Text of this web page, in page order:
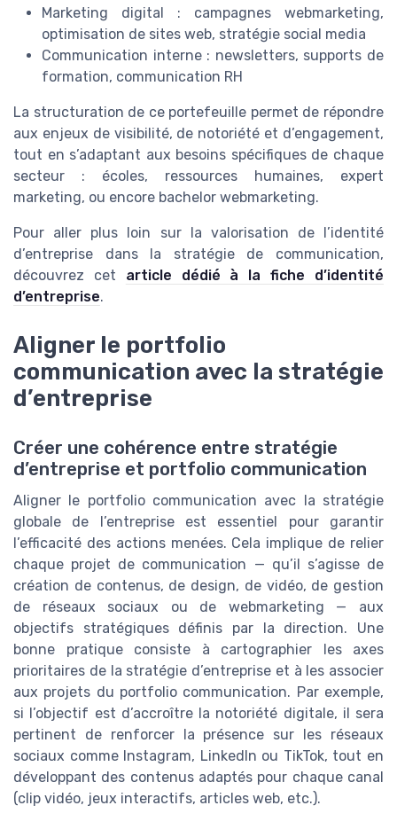
Marketing digital : campagnes webmarketing,
optimisation de sites web, stratégie social media
Communication interne : newsletters, supports de
formation, communication RH
La structuration de ce portefeuille permet de répondre
aux enjeux de visibilité, de notoriété et d’engagement,
tout en s’adaptant aux besoins spécifiques de chaque
secteur : écoles, ressources humaines, expert
marketing, ou encore bachelor webmarketing.
Pour aller plus loin sur la valorisation de l’identité
d’entreprise dans la stratégie de communication,
découvrez cet article dédié à la fiche d’identité
d’entreprise.
Aligner le portfolio
communication avec la stratégie
d’entreprise
Créer une cohérence entre stratégie
d’entreprise et portfolio communication
Aligner le portfolio communication avec la stratégie
globale de l’entreprise est essentiel pour garantir
l’efficacité des actions menées. Cela implique de relier
chaque projet de communication — qu’il s’agisse de
création de contenus, de design, de vidéo, de gestion
de réseaux sociaux ou de webmarketing — aux
objectifs stratégiques définis par la direction. Une
bonne pratique consiste à cartographier les axes
prioritaires de la stratégie d’entreprise et à les associer
aux projets du portfolio communication. Par exemple,
si l’objectif est d’accroître la notoriété digitale, il sera
pertinent de renforcer la présence sur les réseaux
sociaux comme Instagram, LinkedIn ou TikTok, tout en
développant des contenus adaptés pour chaque canal
(clip vidéo, jeux interactifs, articles web, etc.).